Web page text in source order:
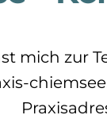
mich zur